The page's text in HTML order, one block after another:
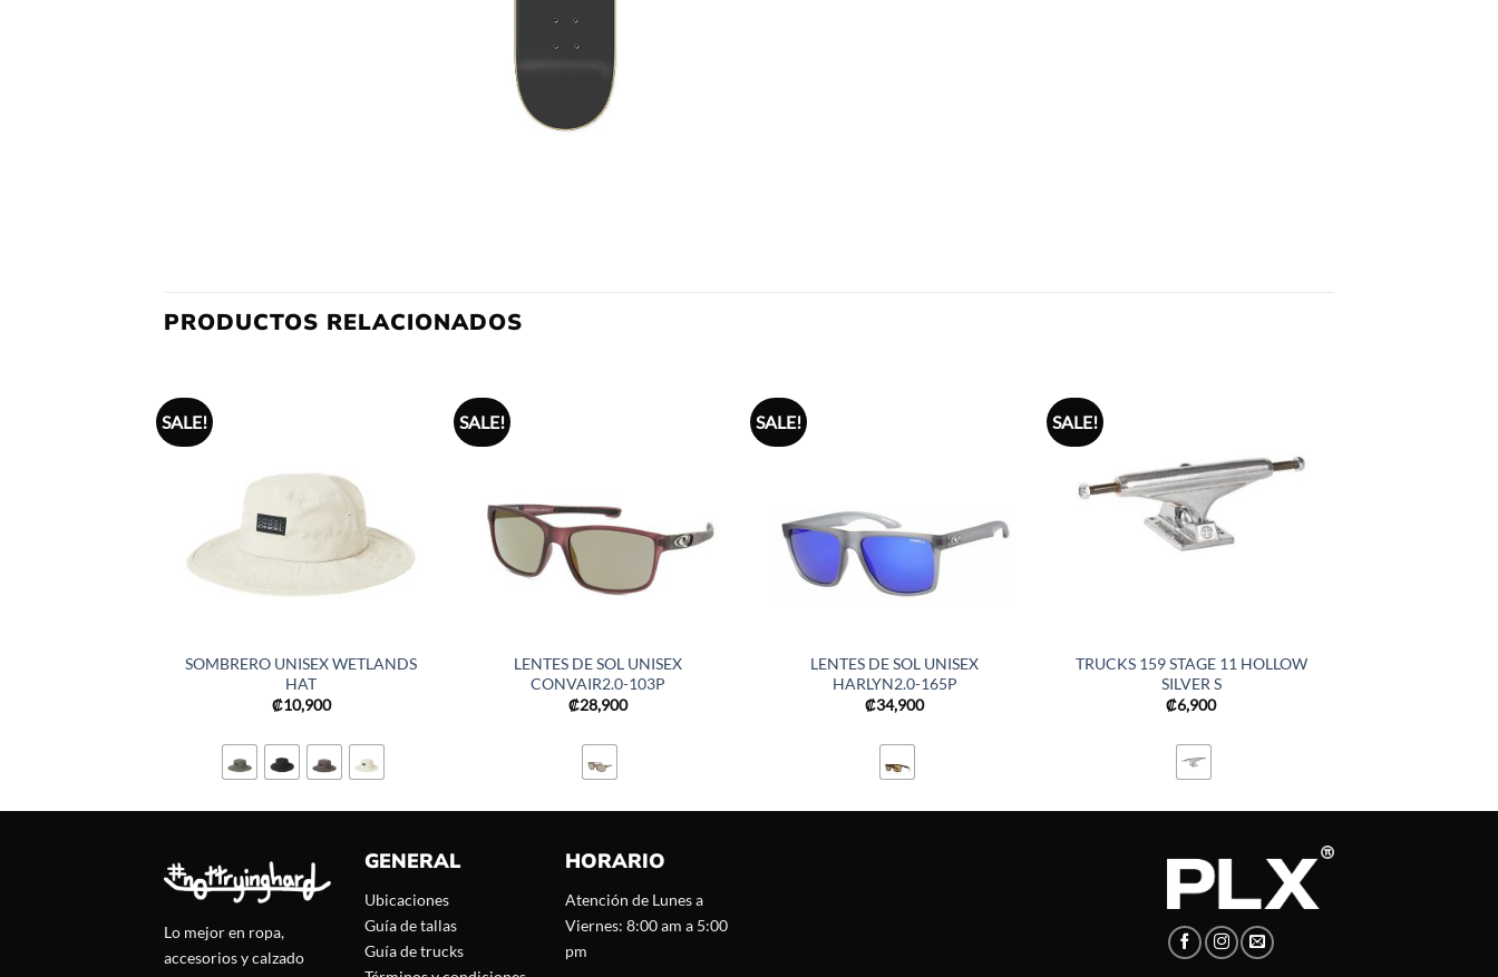
PRODUCTOS RELACIONADOS
SALE!
SOMBRERO UNISEX WETLANDS
HAT
₡10,900
SALE!
LENTES DE SOL UNISEX
CONVAIR2.0-103P
₡28,900
SALE!
LENTES DE SOL UNISEX
HARLYN2.0-165P
₡34,900
SALE!
TRUCKS 159 STAGE 11 HOLLOW
SILVER S
₡6,900
Lo mejor en ropa,
accesorios y calzado
GENERAL
Ubicaciones
Guía de tallas
Guía de trucks
HORARIO
Atención de Lunes a
Viernes: 8:00 am a 5:00
pm